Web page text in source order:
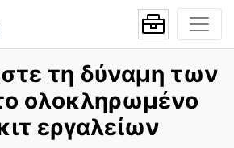
τη δύναμη των
ολοκληρωμένο
εργαλείων